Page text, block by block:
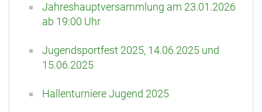
Jahreshauptversammlung am 23.01.2026
ab 19:00 Uhr
Jugendsportfest 2025, 14.06.2025 und
15.06.2025
Hallenturniere Jugend 2025